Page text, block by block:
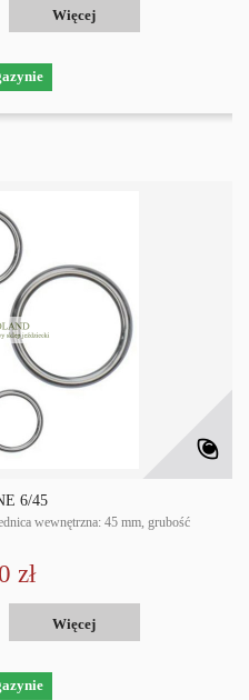
Więcej
6/45
wewnętrzna: 45 mm, grubość
zł
Więcej